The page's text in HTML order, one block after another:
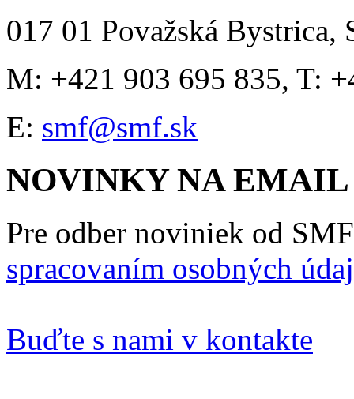
017 01 Považská Bystrica,
M: +421 903 695 835, T:
E: smf@smf.sk
NOVINKY NA EMAIL
Pre odber noviniek od
spracovaním osobných
Buďte s nami v kontakte